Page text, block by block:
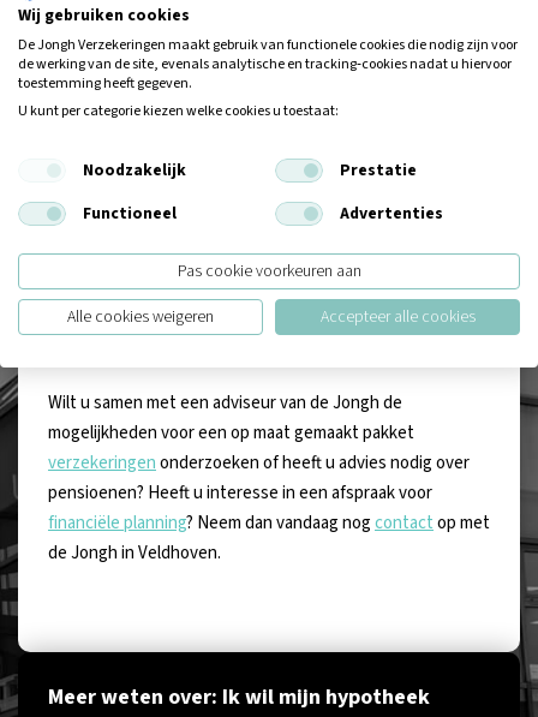
Bij de Jongh werken we graag op een persoonlijke manier.
Verzekeringen en
financieel advieszijn maatwerk en
persoonlijk contactpersoon staat altijd voor u klaar, neemt
de tijd voor u en neemt u alles uit handen. Zoals het
hoort. de Jongh is een kantoor van mensen, voor mensen,
voor u!
Wilt u samen met een adviseur van de Jongh de
mogelijkheden voor een op maat gemaakt pakket
verzekeringenonderzoeken of heeft u advies nodig over
pensioenen? Heeft u interesse in een afspraak voor
financiële planning? Neem dan vandaag nogcontactop met
de Jongh in Veldhoven.
Meer weten over: Ik wil mijn hypotheek
Wij gebruiken cookies
De Jongh Verzekeringen maakt gebruik van functionele cookies die nodig zijn voor
de werking van de site, evenals analytische en tracking‑cookies nadat u hiervoor
toestemming heeft gegeven.
U kunt per categorie kiezen welke cookies u toestaat:
Noodzakelijk
Prestatie
Functioneel
Advertenties
Pas cookie voorkeuren aan
Alle cookies weigeren
Accepteer alle cookies